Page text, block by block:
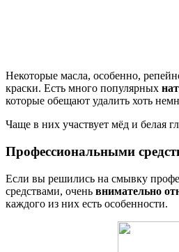
Некоторые масла, особенно,
краски. Есть много популярных
которые обещают удалить хоть
Чаще в них участвует мёд и белая
Профессиональными
Если вы решились на смывку
средствами, очень внимательно
каждого из них есть особенности.